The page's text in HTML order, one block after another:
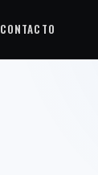
CONTACTO